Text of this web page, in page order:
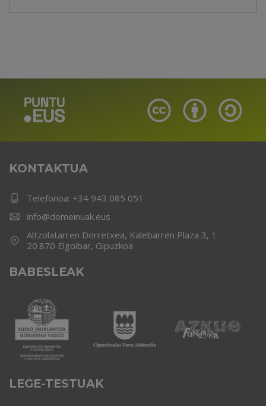
KONTAKTUA
Telefonoa: +34 943 085 051
info@domeinuak.eus
Altzolatarren Dorretxea, Kalebarren Plaza 3, 1
20.870 Elgoibar, Gipuzkoa
BABESLEAK
LEGE-TESTUAK